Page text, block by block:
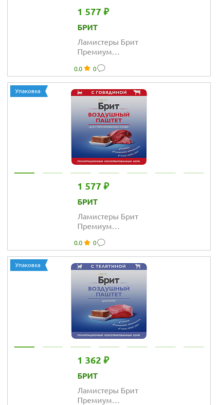
1 577 ₽
БРИТ
Ламистеры Брит
Премиум
паштет для
стерилизованных
кошек с курицей
0.0 0
Упаковка
1 577 ₽
БРИТ
Ламистеры Брит
Премиум
паштет для
стерилизованных
кошек с
говядиной
0.0 0
Упаковка
1 362 ₽
БРИТ
Ламистеры Брит
Премиум